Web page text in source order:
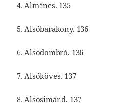
4. Alménes. 135
5. Alsóbarakony. 136
6. Alsódombró. 136
7. Alsóköves. 137
8. Alsósimánd. 137